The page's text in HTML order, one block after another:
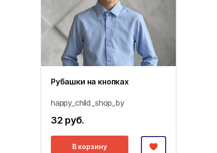
Рубашки на кнопках
happy_child_shop_by
32 руб.
В корзину